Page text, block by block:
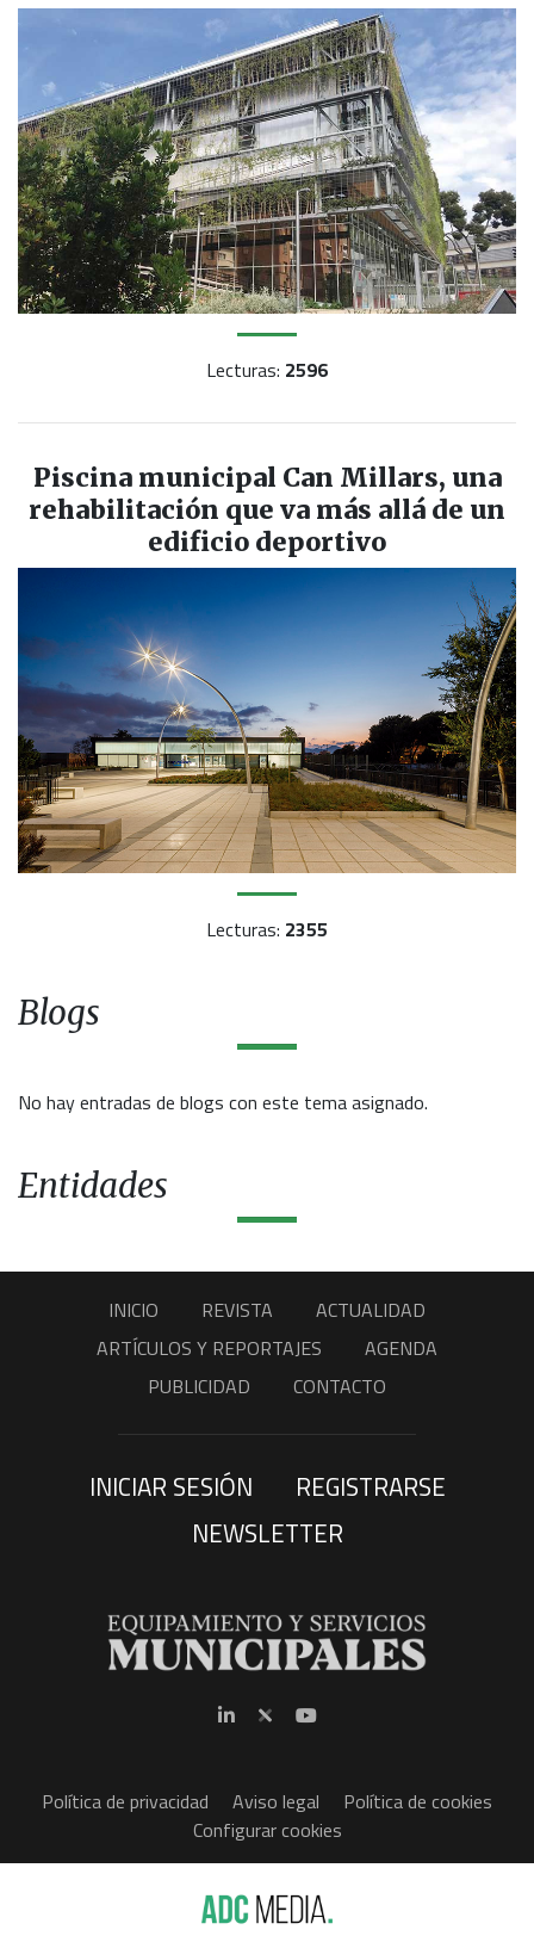
Lecturas: 2596
Piscina municipal Can Millars, una
rehabilitación que va más allá de un
edificio deportivo
Lecturas: 2355
Blogs
No hay entradas de blogs con este tema asignado.
Entidades
INICIO REVISTA
ACTUALIDAD
ARTÍCULOS Y REPORTAJES
AGENDA
PUBLICIDAD
CONTACTO
INICIAR SESIÓN
REGISTRARSE
NEWSLETTER
Política de privacidad Aviso legal
Política de cookies
Configurar cookies